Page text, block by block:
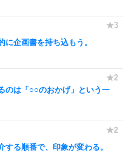
に企画書を持ち込もう。
のは「○○のおかげ」という一
する順番で、印象が変わる。